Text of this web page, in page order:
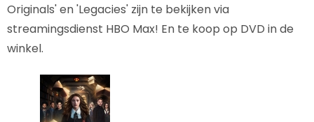
Originals' en 'Legacies' zijn te bekijken via
streamingsdienst HBO Max! En te koop op DVD in de
winkel.